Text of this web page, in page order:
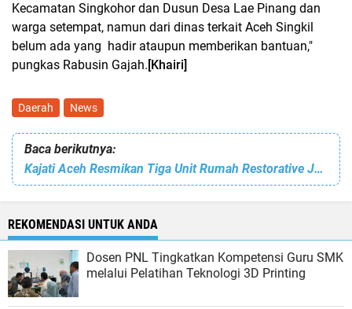
Kecamatan Singkohor dan Dusun Desa Lae Pinang dan
warga setempat, namun dari dinas terkait Aceh Singkil
belum ada yang hadir ataupun memberikan bantuan,"
pungkas Rabusin Gajah. [Khairi]
Daerah News
Baca berikutnya:
Kajati Aceh Resmikan Tiga Unit Rumah Restorative Justice di Kota Lhokseumawe
REKOMENDASI UNTUK ANDA
Dosen PNL Tingkatkan Kompetensi Guru SMK
melalui Pelatihan Teknologi 3D Printing